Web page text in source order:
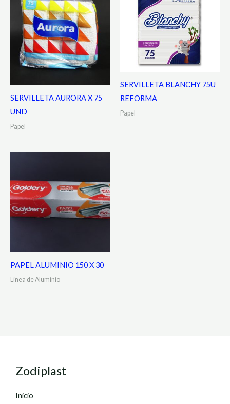
SERVILLETA AURORA X 75
UND
Papel
SERVILLETA BLANCHY 75U
REFORMA
Papel
PAPEL ALUMINIO 150 X 30
Línea de Aluminio
Zodiplast
Inicio